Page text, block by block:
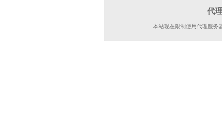
代
本站现在限制使用代理服务